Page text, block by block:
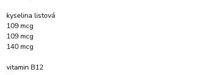
kyselina listová
109 mcg
109 mcg
140 mcg
vitamin B12